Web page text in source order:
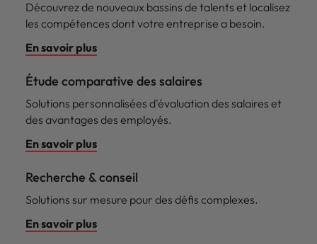
Découvrez de nouveaux bassins de talents et localisez
les compétences dont votre entreprise a besoin.
En savoir plus
Étude comparative des salaires
Solutions personnalisées d'évaluation des salaires et
des avantages des employés.
En savoir plus
Recherche & conseil
Solutions sur mesure pour des défis complexes.
En savoir plus